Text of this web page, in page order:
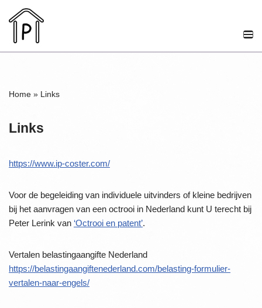
naar
Home » Links
Links
https://www.ip-coster.com/
Voor de begeleiding van individuele uitvinders of kleine bedrijven
bij het aanvragen van een octrooi in Nederland kunt U terecht bij
Peter Lerink van ‘Octrooi en patent’.
Vertalen belastingaangifte Nederland
https://belastingaangiftenederland.com/belasting-formulier-
vertalen-naar-engels/